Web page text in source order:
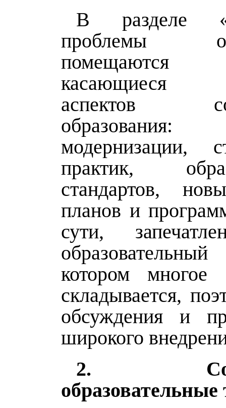
В разделе
проблемы
касающиеся
аспектов
модернизации,
практик,
стандартов,
планов и
сути,
котором многое
складывается,
обсуждения и
широкого
2.
образовательные